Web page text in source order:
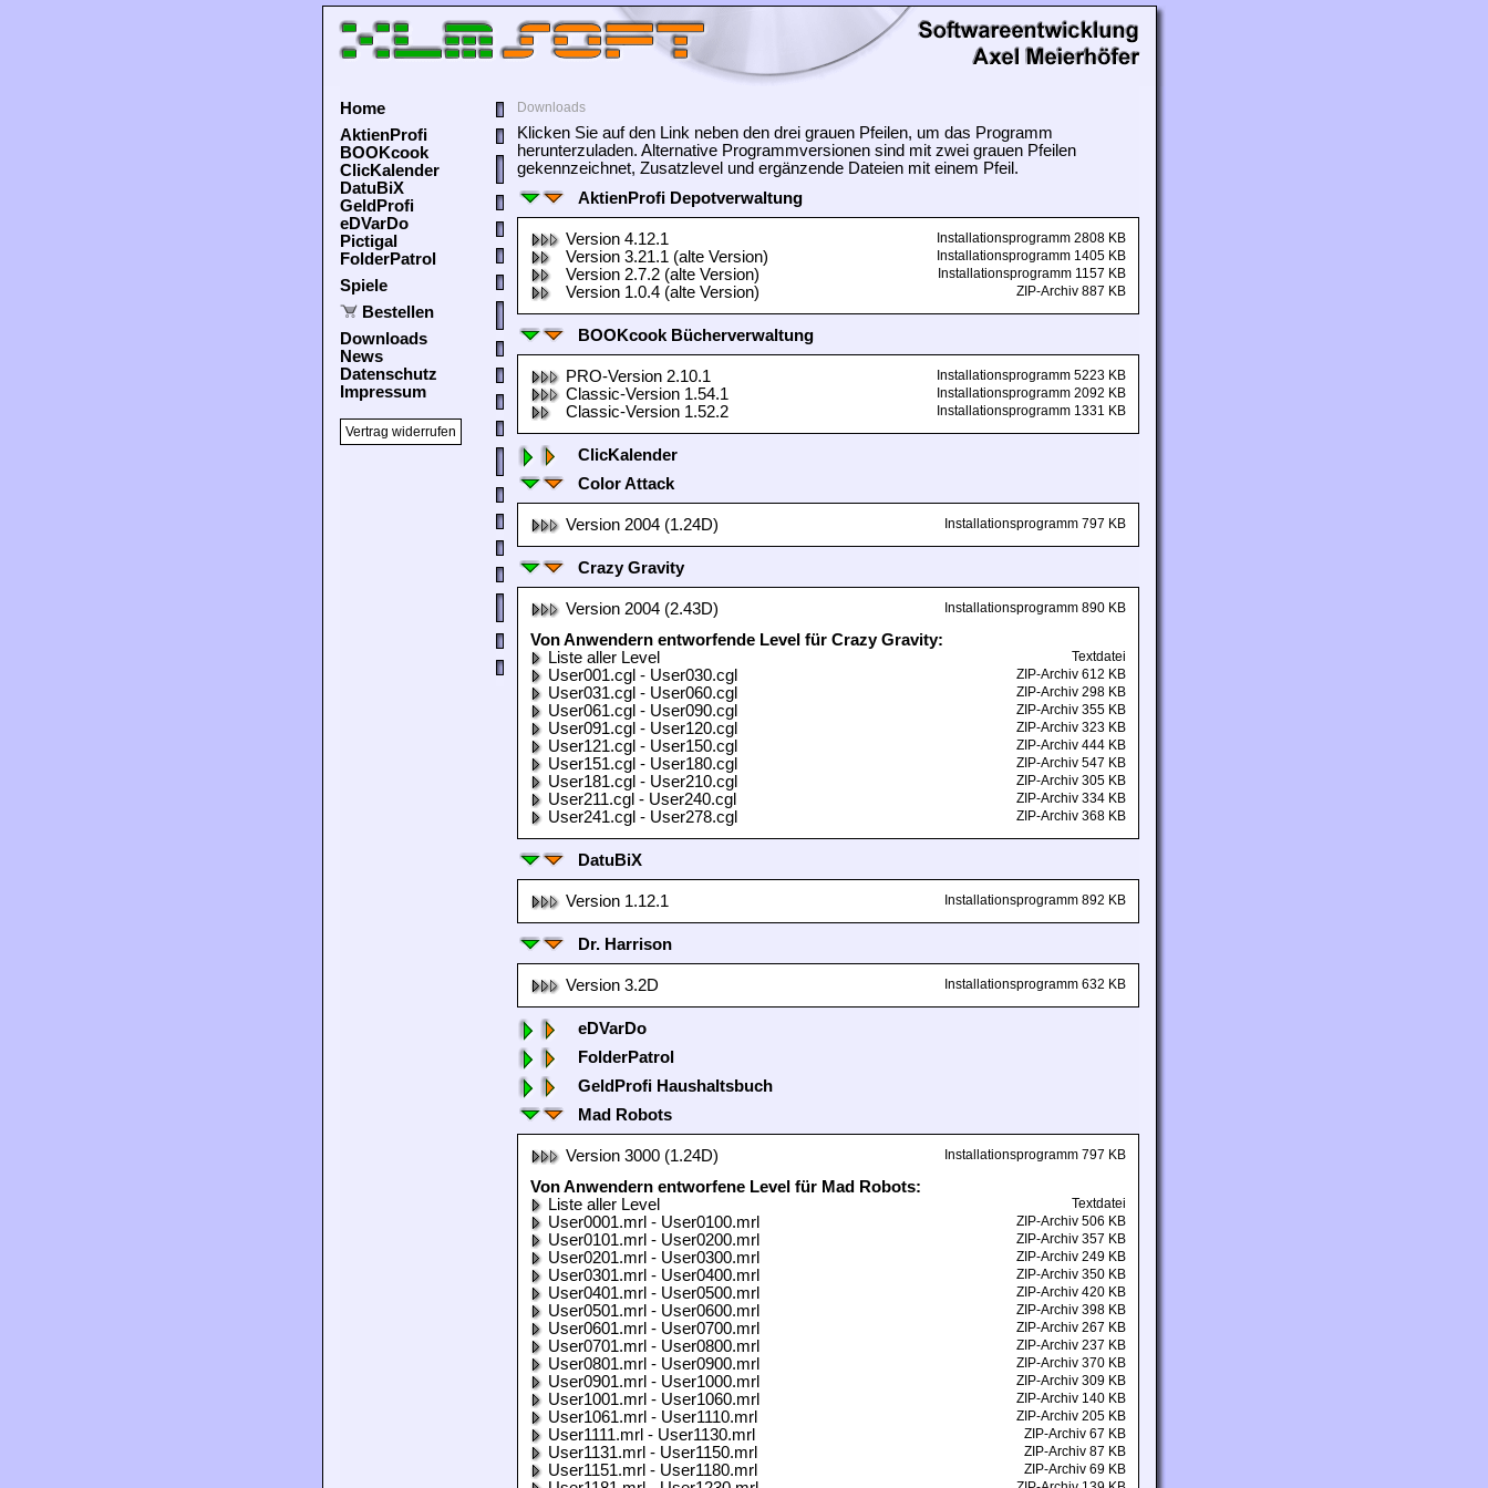
Home
AktienProfi
BOOKcook
ClicKalender
DatuBiX
GeldProfi
eDVarDo
Pictigal
FolderPatrol
Spiele
Bestellen
Downloads
News
Datenschutz
Impressum
Vertrag widerrufen
Downloads
Klicken Sie auf den Link neben den drei grauen Pfeilen, um das Programm
herunterzuladen. Alternative Programmversionen sind mit zwei grauen Pfeilen
gekennzeichnet, Zusatzlevel und ergänzende Dateien mit einem Pfeil.
AktienProfi Depotverwaltung
Version 4.12.1 Installationsprogramm 2808 KB
Version 3.21.1 (alte Version) Installationsprogramm 1405 KB
Version 2.7.2 (alte Version) Installationsprogramm 1157 KB
Version 1.0.4 (alte Version) ZIP-Archiv 887 KB
BOOKcook Bücherverwaltung
PRO-Version 2.10.1 Installationsprogramm 5223 KB
Classic-Version 1.54.1 Installationsprogramm 2092 KB
Classic-Version 1.52.2 Installationsprogramm 1331 KB
ClicKalender
Color Attack
Version 2004 (1.24D) Installationsprogramm 797 KB
Crazy Gravity
Version 2004 (2.43D) Installationsprogramm 890 KB
Von Anwendern entworfende Level für Crazy Gravity:
Liste aller Level
Textdatei
User001.cgl - User030.cgl ZIP-Archiv 612 KB
User031.cgl - User060.cgl ZIP-Archiv 298 KB
User061.cgl - User090.cgl ZIP-Archiv 355 KB
User091.cgl - User120.cgl ZIP-Archiv 323 KB
User121.cgl - User150.cgl ZIP-Archiv 444 KB
User151.cgl - User180.cgl ZIP-Archiv 547 KB
User181.cgl - User210.cgl ZIP-Archiv 305 KB
User211.cgl - User240.cgl ZIP-Archiv 334 KB
User241.cgl - User278.cgl ZIP-Archiv 368 KB
DatuBiX
Version 1.12.1 Installationsprogramm 892 KB
Dr. Harrison
Version 3.2D Installationsprogramm 632 KB
eDVarDo
FolderPatrol
GeldProfi Haushaltsbuch
Mad Robots
Version 3000 (1.24D) Installationsprogramm 797 KB
Von Anwendern entworfene Level für Mad Robots:
Liste aller Level
Textdatei
User0001.mrl - User0100.mrl ZIP-Archiv 506 KB
User0101.mrl - User0200.mrl ZIP-Archiv 357 KB
User0201.mrl - User0300.mrl ZIP-Archiv 249 KB
User0301.mrl - User0400.mrl ZIP-Archiv 350 KB
User0401.mrl - User0500.mrl ZIP-Archiv 420 KB
User0501.mrl - User0600.mrl ZIP-Archiv 398 KB
User0601.mrl - User0700.mrl ZIP-Archiv 267 KB
User0701.mrl - User0800.mrl ZIP-Archiv 237 KB
User0801.mrl - User0900.mrl ZIP-Archiv 370 KB
User0901.mrl - User1000.mrl ZIP-Archiv 309 KB
User1001.mrl - User1060.mrl ZIP-Archiv 140 KB
User1061.mrl - User1110.mrl ZIP-Archiv 205 KB
User1111.mrl - User1130.mrl ZIP-Archiv 67 KB
User1131.mrl - User1150.mrl ZIP-Archiv 87 KB
User1151.mrl - User1180.mrl ZIP-Archiv 69 KB